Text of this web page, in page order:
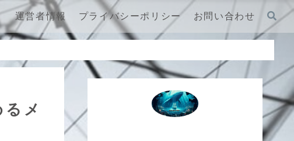
運営者情報 プライバシーポリシー お問い合わせ
メ